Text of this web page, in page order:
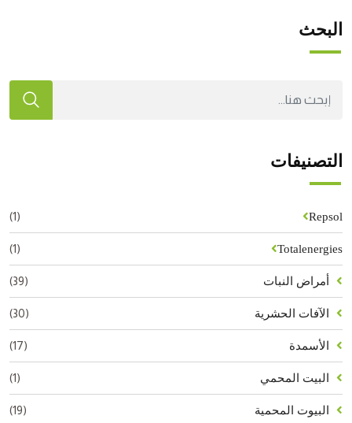
البحث
التصنيفات
Repsol
(1)
Totalenergies
(1)
أمراض النبات (39)
الآفات الحشرية (30)
الأسمدة (17)
البيت المحمي (1)
البيوت المحمية (19)